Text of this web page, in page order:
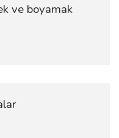
ve boyamak